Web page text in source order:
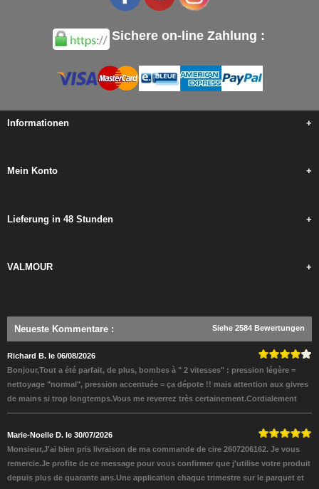
Sichere on-line Zahlung :
Informationen +
Mein Konto +
Lieferung in 48 Stunden +
VALMOUR +
Neueste Kommentare : Siehe 2584 Bewertungen
Richard B. le 06/08/2026
Bonjour,Tout a été parfait, de plus, bombes à " 2 vitesses" : pression légère =
nettoyage "normal", pression accentuée = ça dépote !! mais attention aux givres
de mains si trop longtemps.Vous me reverrez très certainement.Cordialement
Marie-Noelle D. le 30/07/2026
Monsieur,J'ai bien pris livraison de ma commande de cire 2607206162. Je vous
remercie.Je profite de ce message pour vous confirmer que j'utilise votre produit
depuis plus de quarante ans.Une application chaque trimestre sur le parquet et